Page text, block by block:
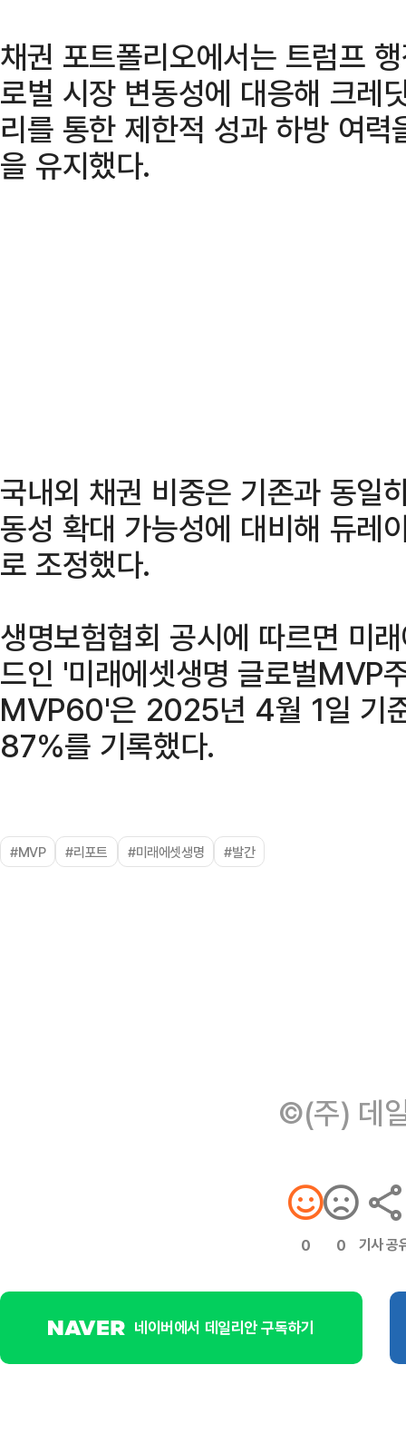
채권 포트폴리오에서는 트럼프
로벌 시장 변동성에 대응해 크레
리를 통한 제한적 성과 하방 여
을 유지했다.
국내외 채권 비중은 기존과 동일
동성 확대 가능성에 대비해 듀
로 조정했다.
생명보험협회 공시에 따르면 미
드인 '미래에셋생명 글로벌MVP
MVP60'은 2025년 4월 1일 기
87%를 기록했다.
#MVP #리포트 #미래에셋생명 #발간
©(주) 데
0 0 기사 공
네이버에서 데일리안 구독하기